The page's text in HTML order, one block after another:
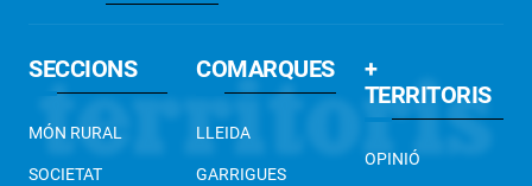
SECCIONS
MÓN RURAL
SOCIETAT
COMARQUES
LLEIDA
GARRIGUES
+
TERRITORIS
OPINIÓ